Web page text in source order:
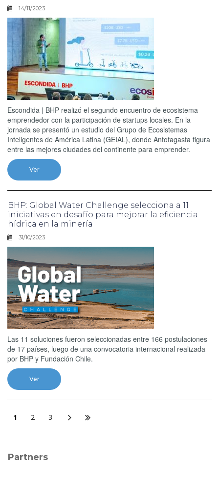
14/11/2023
Escondida | BHP realizó el segundo encuentro de ecosistema
emprendedor con la participación de startups locales. En la
jornada se presentó un estudio del Grupo de Ecosistemas
Inteligentes de América Latina (GEIAL), donde Antofagasta figura
entre las mejores ciudades del continente para emprender.
Ver
BHP: Global Water Challenge selecciona a 11
iniciativas en desafío para mejorar la eficiencia
hídrica en la minería
31/10/2023
Las 11 soluciones fueron seleccionadas entre 166 postulaciones
de 17 países, luego de una convocatoria internacional realizada
por BHP y Fundación Chile.
Ver
1 2 3
Partners